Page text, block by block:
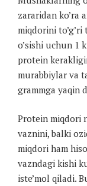
zararidan ko’ra
miqdorini
o’sishi uchun 1
protein
murabbiylar va
grammga yaqin
Protein miqdori
vaznini, balki
miqdori ham
vazndagi kishi
iste’mol qiladi.